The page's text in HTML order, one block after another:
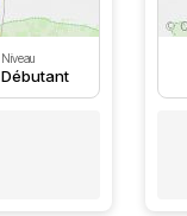
Niveau
Débutant